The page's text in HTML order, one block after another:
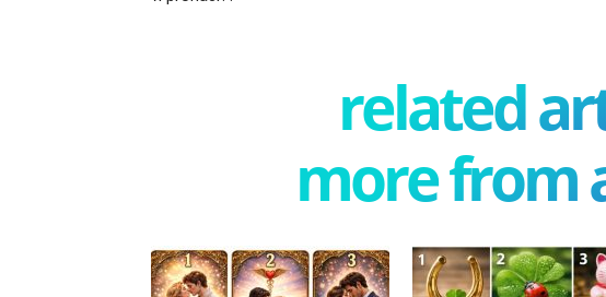
related
more from